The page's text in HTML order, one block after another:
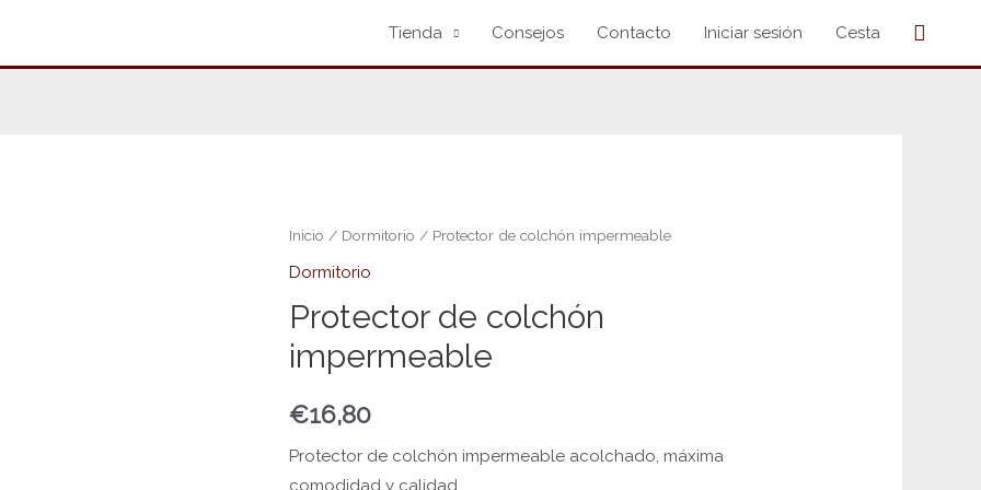
Tienda Consejos Contacto Iniciar sesión Cesta Buscar
Inicio / Dormitorio / Protector de colchón impermeable
Dormitorio
Protector de colchón
impermeable
€16,80
Protector de colchón impermeable acolchado, máxima
comodidad y calidad.
Protector
de
impermeable
cantidad